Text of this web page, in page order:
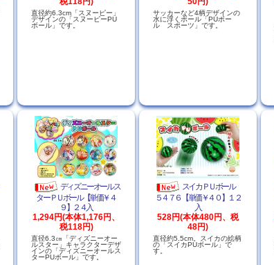
直径約6.3cm「スヌーピー」
デザインの「スヌーピーPU
ボール」です。
サッカーなど4柄デザインの
水に浮くボール「PUボー
ル スポーツ」です。
ディズニーオールス
ターＰＵボール【単価￥４
９】２４入
1,294円(本体1,176円、
税118円)
直径6.3㎝「ディズニーオー
ルスター」キャラクターデザ
インの「ディズニーオールス
ターPUボール」です。
スイカＰＵボール
５４７６【単価￥４０】１２
入
528円(本体480円、税
48円)
直径約5.5cm。スイカの絵柄
の「スイカPUボール」で
す。